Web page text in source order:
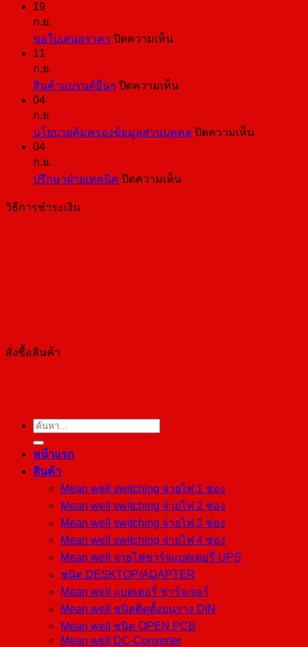
19
ก.ย.
ขอใบเสนอราคา ปิดความเห็นบน
เสนอ
11
ก.ย.
สินค้าแบรนด์อื่นๆ ปิดความเห็นบน
รนด์
04
ก.ย.
นโยบายคุ้มครองข้อมูลส่วนบุคคล ปิดความเห็นบน
04
ก.ย.
ปรึกษาฝ่ายเทคนิค ปิดความเห็นบน
วิธีการชำระเงิน
สั่งซื้อสินค้า
ค้นหา:
หน้าแรก
สินค้า
Mean well switching จ่ายไฟ 1 ช่อง
Mean well switching จ่ายไฟ 2 ช่อง
Mean well switching จ่ายไฟ 3 ช่อง
Mean well switching จ่ายไฟ 4 ช่อง
Mean well จ่ายไฟชาร์จแบตเตอรี่ UPS
ชนิด DESKTOP/ADAPTER
Mean well แบตเตอรี่ ชาร์จเจอร์
Mean well ชนิดติดตั้งบนราง DIN
Mean well ชนิด OPEN PCB
Mean well DC-Converter